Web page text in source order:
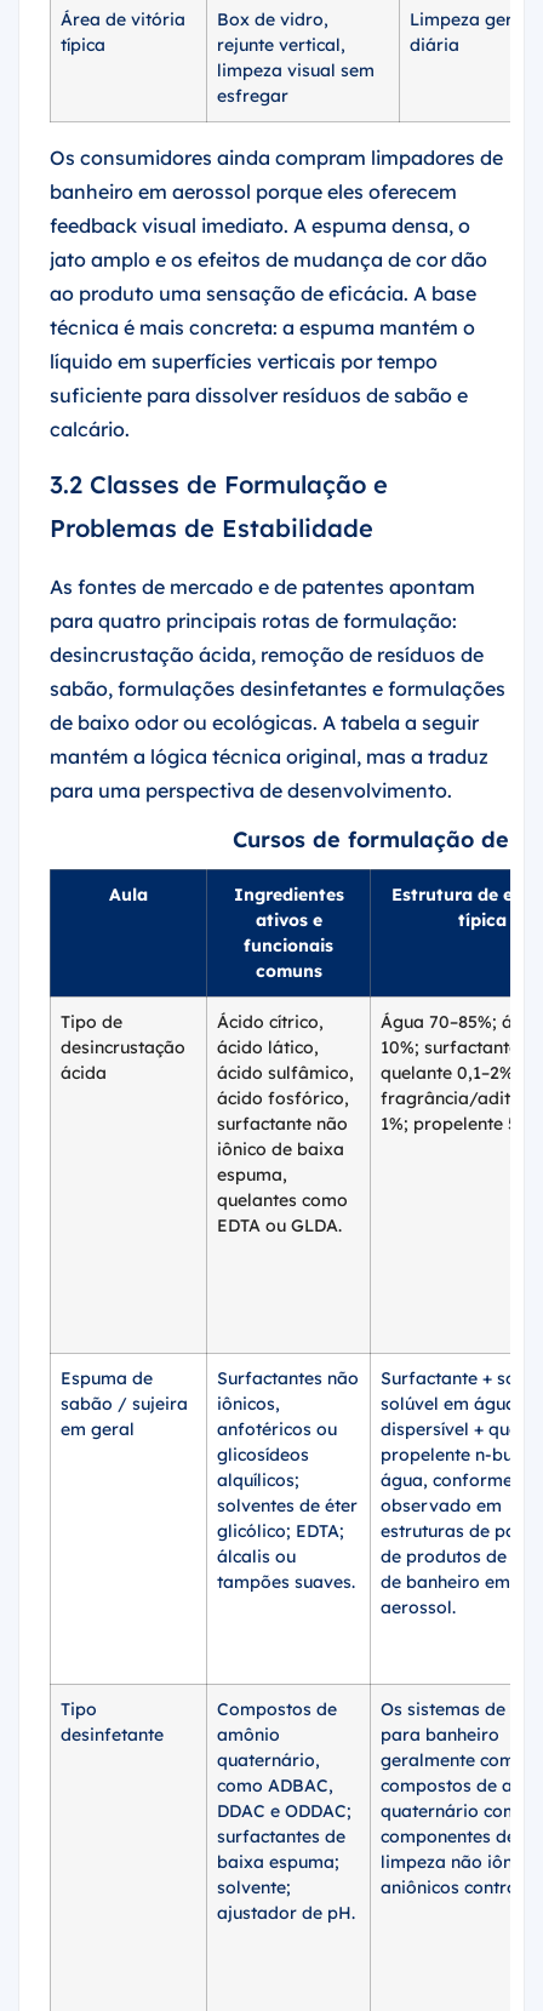
Área de vitória
típica
Box de vidro,
rejunte vertical,
limpeza visual sem
esfregar
Limpeza geral
diária
Os consumidores ainda compram limpadores de
banheiro em aerossol porque eles oferecem
feedback visual imediato. A espuma densa, o
jato amplo e os efeitos de mudança de cor dão
ao produto uma sensação de eficácia. A base
técnica é mais concreta: a espuma mantém o
líquido em superfícies verticais por tempo
suficiente para dissolver resíduos de sabão e
calcário.
3.2 Classes de Formulação e
Problemas de Estabilidade
As fontes de mercado e de patentes apontam
para quatro principais rotas de formulação:
desincrustação ácida, remoção de resíduos de
sabão, formulações desinfetantes e formulações
de baixo odor ou ecológicas. A tabela a seguir
mantém a lógica técnica original, mas a traduz
para uma perspectiva de desenvolvimento.
Cursos de formulação de
Aula
Ingredientes
ativos e
funcionais
comuns
Estrutura de
típica
Tipo de
desincrustação
ácida
Ácido cítrico,
ácido lático,
ácido sulfâmico,
ácido fosfórico,
surfactante não
iônico de baixa
espuma,
quelantes como
EDTA ou GLDA.
Água 70–85%;
10%; surfactante
quelante 0,1–2%;
fragrância/aditivos
1%; propelente
Espuma de
sabão / sujeira
em geral
Surfactantes não
iônicos,
anfotéricos ou
glicosídeos
alquílicos;
solventes de éter
glicólico; EDTA;
álcalis ou
tampões suaves.
Surfactante +
solúvel em água ou
dispersível +
propelente n-
água, conforme
observado em
estruturas de
de produtos de
de banheiro em
aerossol.
Tipo
desinfetante
Compostos de
amônio
quaternário,
como ADBAC,
DDAC e ODDAC;
surfactantes de
baixa espuma;
solvente;
ajustador de pH.
Os sistemas de
para banheiro
geralmente
compostos de
quaternário com
componentes de
limpeza não
aniônicos